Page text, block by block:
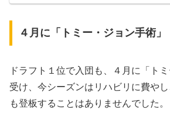
４月に「トミー・ジョン手術」
ドラフト１位で入団も、４月に「ト
受け、今シーズンはリハビリに費や
も登板することはありませんでした。